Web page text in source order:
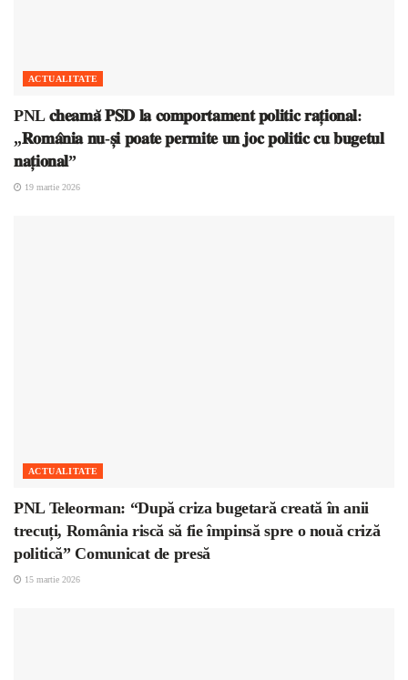
ACTUALITATE
PNL 𝐜𝐡𝐞𝐚𝐦𝐚̆ 𝐏𝐒𝐃 𝐥𝐚 𝐜𝐨𝐦𝐩𝐨𝐫𝐭𝐚𝐦𝐞𝐧𝐭 𝐩𝐨𝐥𝐢𝐭𝐢𝐜 𝐫𝐚𝐭̦𝐢𝐨𝐧𝐚𝐥:
„𝐑𝐨𝐦𝐚̂𝐧𝐢𝐚 𝐧𝐮-𝐬̦𝐢 𝐩𝐨𝐚𝐭𝐞 𝐩𝐞𝐫𝐦𝐢𝐭𝐞 𝐮𝐧 𝐣𝐨𝐜 𝐩𝐨𝐥𝐢𝐭𝐢𝐜 𝐜𝐮 𝐛𝐮𝐠𝐞𝐭𝐮𝐥
𝐧𝐚𝐭̦𝐢𝐨𝐧𝐚𝐥”
19 martie 2026
ACTUALITATE
PNL Teleorman: “După criza bugetară creată în anii
trecuți, România riscă să fie împinsă spre o nouă criză
politică” Comunicat de presă
15 martie 2026